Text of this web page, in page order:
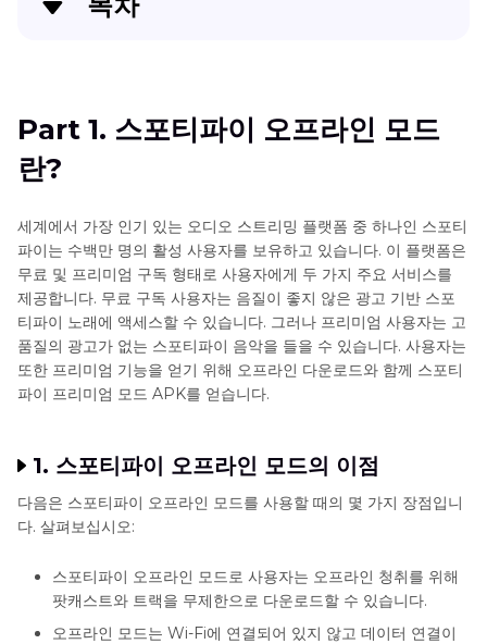
. 스포티파이에서 오프라인 모드를 켜거나 끄는
방법?
마무리
Part 1. 스포티파이 오프라인 모드
란?
세계에서 가장 인기 있는 오디오 스트리밍 플랫폼 중 하나인 스포티
파이는 수백만 명의 활성 사용자를 보유하고 있습니다. 이 플랫폼은
무료 및 프리미엄 구독 형태로 사용자에게 두 가지 주요 서비스를
제공합니다. 무료 구독 사용자는 음질이 좋지 않은 광고 기반 스포
티파이 노래에 액세스할 수 있습니다. 그러나 프리미엄 사용자는 고
품질의 광고가 없는 스포티파이 음악을 들을 수 있습니다. 사용자는
또한 프리미엄 기능을 얻기 위해 오프라인 다운로드와 함께 스포티
파이 프리미엄 모드 APK를 얻습니다.
1. 스포티파이 오프라인 모드의 이점
다음은 스포티파이 오프라인 모드를 사용할 때의 몇 가지 장점입니
다. 살펴보십시오:
스포티파이 오프라인 모드로 사용자는 오프라인 청취를 위해
팟캐스트와 트랙을 무제한으로 다운로드할 수 있습니다.
오프라인 모드는 Wi-Fi에 연결되어 있지 않고 데이터 연결이